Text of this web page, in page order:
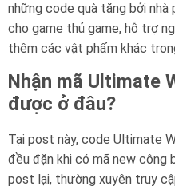
những code quà tặng bởi nhà
cho game thủ game, hỗ trợ
thêm các vật phẩm khác
Nhận mã Ultimate
được ở đâu?
Tại post này, code Ultimate
đều đặn khi có mã new công
post lại, thường xuyên truy